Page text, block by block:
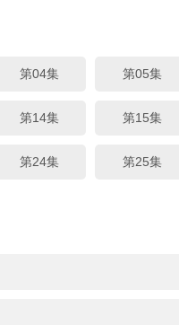
第04集 第05集
第14集 第15集
第24集 第25集